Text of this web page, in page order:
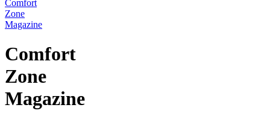
Comfort
Zone
Magazine
Comfort
Zone
Magazine